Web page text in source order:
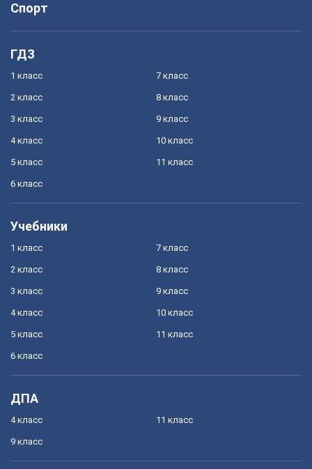
Спорт
ГДЗ
1 класс
2 класс
3 класс
4 класс
5 класс
6 класс
7 класс
8 класс
9 класс
10 класс
11 класс
Учебники
1 класс
2 класс
3 класс
4 класс
5 класс
6 класс
7 класс
8 класс
9 класс
10 класс
11 класс
ДПА
4 класс
9 класс
11 класс